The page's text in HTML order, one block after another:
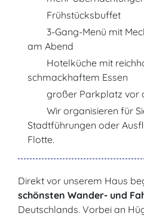
Frühstücksbuffet
3-Gang-Menü mit
am Abend
Hotelküche mit
schmackhaftem Essen
großer Parkplatz vor
Wir organisieren für
Stadtführungen oder
Flotte.
Direkt vor unserem Haus
schönsten Wander- und
Deutschlands. Vorbei an